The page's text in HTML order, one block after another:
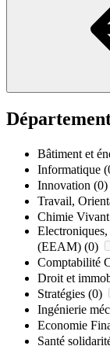
Bâtiment et
Informatique
Innovation (0)
Travail,
Chimie Vivant
(EEAM) (0)
Comptabilité
Droit et
Stratégies (0)
Ingénierie
Economie
Santé